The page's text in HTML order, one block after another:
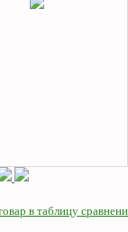
в таблицу